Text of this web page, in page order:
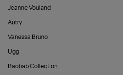
Jeanne Vouland
Autry
Vanessa Bruno
Ugg
Baobab Collection